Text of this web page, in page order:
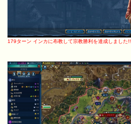
179ターン インカに布教して宗教勝利を達成しました!!